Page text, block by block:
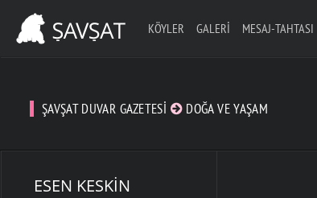
KÖYLER GALERI MESAJ-TAHTASI
ŞAVŞAT DUVAR GAZETESI DOĞA VE YAŞAM
ESEN KESKIN